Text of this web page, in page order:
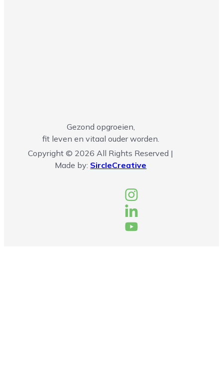
Gezond opgroeien,
fit leven en vitaal ouder worden.
Copyright © 2026 All Rights Reserved |
Made by: SircleCreative